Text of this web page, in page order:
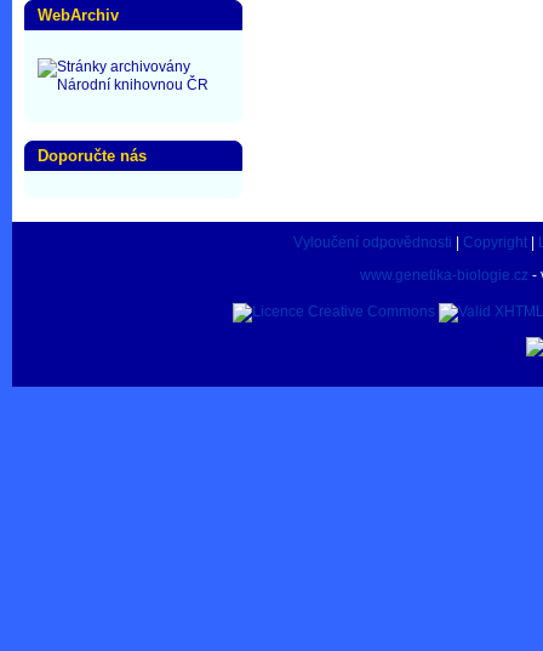
WebArchiv
Doporučte nás
Vyloučení odpovědnosti Copyright
www.genetika-biologie.cz -